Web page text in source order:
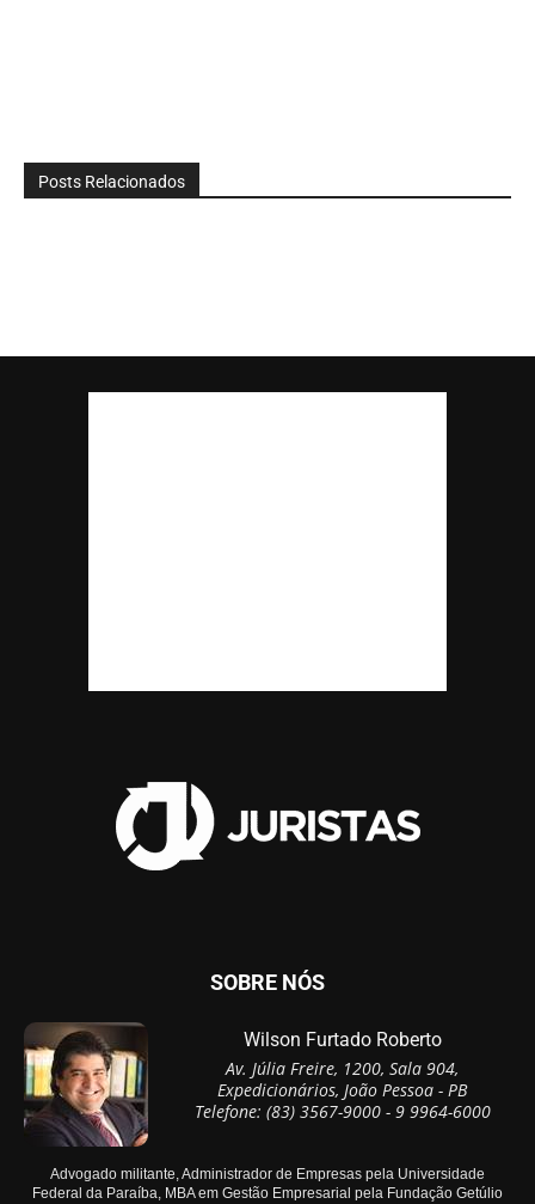
Posts Relacionados
SOBRE NÓS
Wilson Furtado Roberto
Av. Júlia Freire, 1200, Sala 904,
Expedicionários, João Pessoa - PB
Telefone: (83) 3567-9000 - 9 9964-6000
Advogado militante, Administrador de Empresas pela Universidade
Federal da Paraíba, MBA em Gestão Empresarial pela Fundação Getúlio